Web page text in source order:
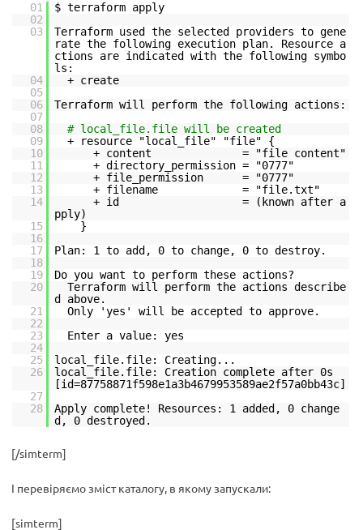
01
$ terraform apply
02
03
Terraform used the selected providers to gene
rate the following execution plan. Resource a
ctions are indicated with the following symbo
ls:
04
+ create
05
06
Terraform will perform the following actions:
07
08
# local_file.file will be created
09
+ resource "local_file" "file" {
10
+ content = "file content"
11
+ directory_permission = "0777"
12
+ file_permission = "0777"
13
+ filename = "file.txt"
14
+ id = (known after a
pply)
15
}
16
17
Plan: 1 to add, 0 to change, 0 to destroy.
18
19
Do you want to perform these actions?
20
Terraform will perform the actions describe
d above.
21
Only 'yes' will be accepted to approve.
22
23
Enter a value: yes
24
25
local_file.file: Creating...
26
local_file.file: Creation complete after 0s
[id=87758871f598e1a3b4679953589ae2f57a0bb43c]
27
28
Apply complete! Resources: 1 added, 0 change
d, 0 destroyed.
[/simterm]
І перевіряємо зміст каталогу, в якому запускали:
[simterm]